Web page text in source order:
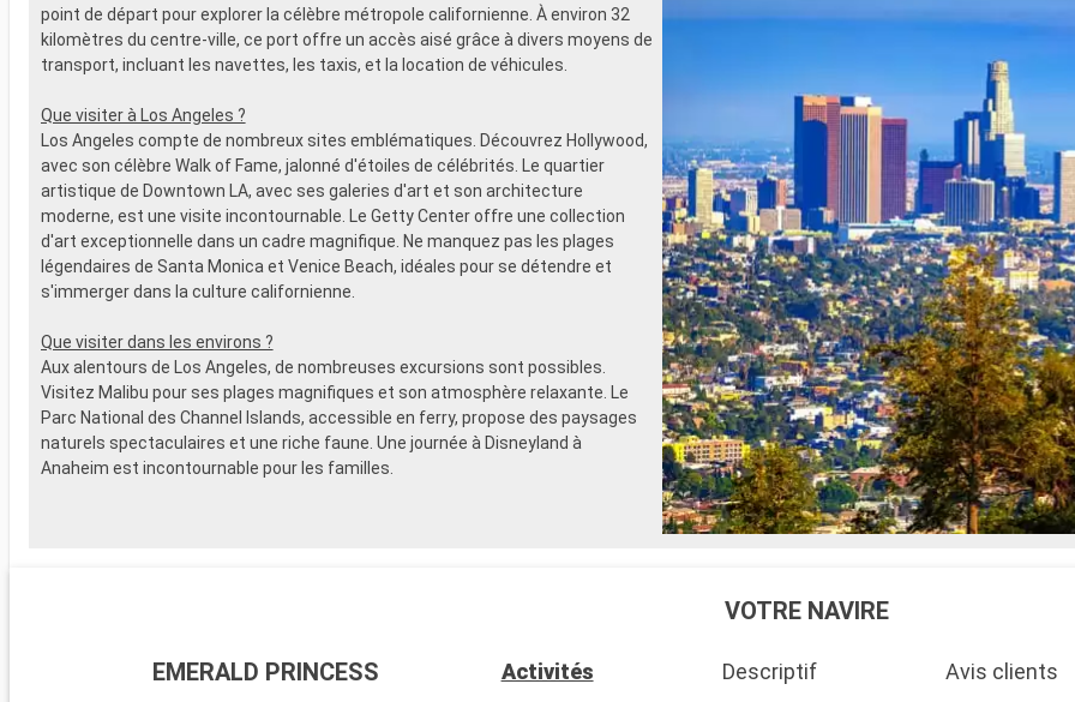
point de départ pour explorer la célèbre métropole californienne. À environ 32
kilomètres du centre-ville, ce port offre un accès aisé grâce à divers moyens de
transport, incluant les navettes, les taxis, et la location de véhicules.
Que visiter à Los Angeles ?
Los Angeles compte de nombreux sites emblématiques. Découvrez Hollywood,
avec son célèbre Walk of Fame, jalonné d'étoiles de célébrités. Le quartier
artistique de Downtown LA, avec ses galeries d'art et son architecture
moderne, est une visite incontournable. Le Getty Center offre une collection
d'art exceptionnelle dans un cadre magnifique. Ne manquez pas les plages
légendaires de Santa Monica et Venice Beach, idéales pour se détendre et
s'immerger dans la culture californienne.
Que visiter dans les environs ?
Aux alentours de Los Angeles, de nombreuses excursions sont possibles.
Visitez Malibu pour ses plages magnifiques et son atmosphère relaxante. Le
Parc National des Channel Islands, accessible en ferry, propose des paysages
naturels spectaculaires et une riche faune. Une journée à Disneyland à
Anaheim est incontournable pour les familles.
VOTRE NAVIRE
EMERALD PRINCESS Activités Descriptif Avis clients